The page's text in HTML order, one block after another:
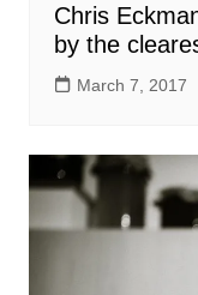
Chris
by the
March 7, 2017